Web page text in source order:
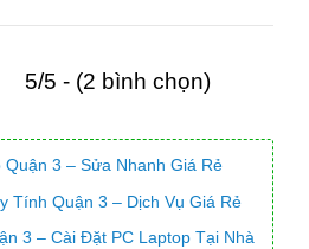
5/5 - (2 bình chọn)
3 – Sửa Nhanh Giá Rẻ
Tính Quận 3 – Dịch Vụ Giá Rẻ
3 – Cài Đặt PC Laptop Tại Nhà